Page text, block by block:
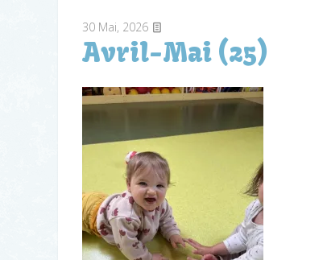
30 Mai, 2026
Avril-Mai (25)